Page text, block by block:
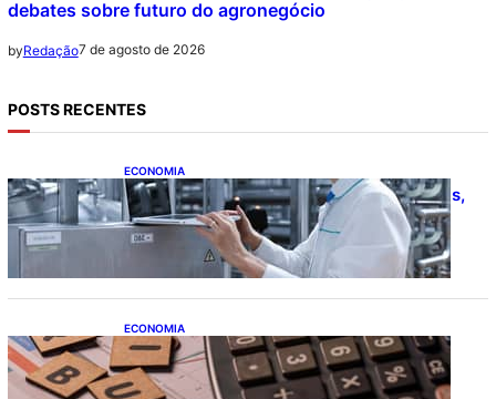
debates sobre futuro do agronegócio
byRedação7 de agosto de 2026
POSTS RECENTES
ECONOMIA
CNI: indústria investe em máquinas novas,
mas modernização tecnológica avança
lentamente
ECONOMIA
Após pedido de entidades empresariais,
Receita flexibiliza regras da Reforma
Tributária